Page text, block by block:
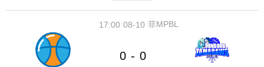
08-10
17:00 菲MPBL
0 - 0